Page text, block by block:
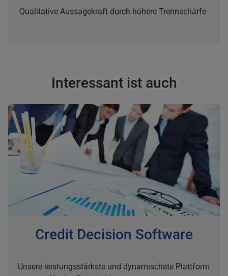
Qualitative Aussagekraft durch höhere Trennschärfe
Interessant ist auch
Credit Decision Software
Unsere leistungsstärkste und dynamischste Plattform